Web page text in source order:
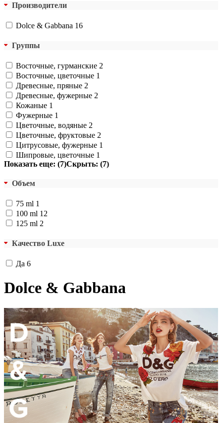
Производители
Dolce & Gabbana 16
Группы
Восточные, гурманские 2
Восточные, цветочные 1
Древесные, пряные 2
Древесные, фужерные 2
Кожаные 1
Фужерные 1
Цветочные, водяные 2
Цветочные, фруктовые 2
Цитрусовые, фужерные 1
Шипровые, цветочные 1
Показать еще: (7)Скрыть: (7)
Объем
75 ml 1
100 ml 12
125 ml 2
Качество Luxe
Да 6
Dolce & Gabbana